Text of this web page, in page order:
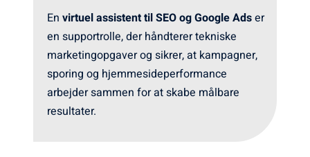
En virtuel assistent til SEO og Google Adser
en supportrolle, der håndterer tekniske
marketingopgaver og sikrer, at kampagner,
sporing og hjemmesideperformance
arbejder sammen for at skabe målbare
resultater.